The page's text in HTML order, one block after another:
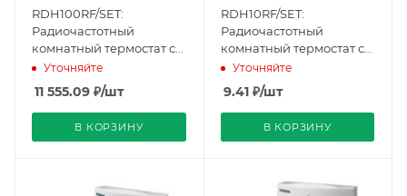
RDH100RF/SET:
Радиочастотный
комнатный термостат с
24-часовым таймером
(передатчик и
приемник)
(BPZ:RDH100RF/SET),
Siemens
Уточняйте
11 555.09 ₽/шт
В КОРЗИНУ
RDH10RF/SET:
Радиочастотный
комнатный термостат с
24-часовым таймером
(передатчик и
приемник)
(BPZ:RDH10RF/SET),
Siemens
Уточняйте
9.41₽/шт
В КОРЗИНУ